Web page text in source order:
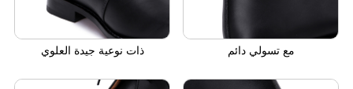
ذات نوعية جيدة العلوي مع تسولي دائم